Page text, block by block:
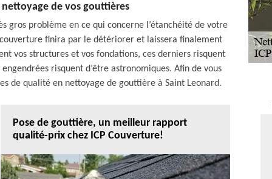
nettoyage de vos gouttières
gros problème en ce qui concerne l’étanchéité de votre
finira par le détériorer et laissera finalement
vos structures et vos fondations, ces derniers risquent
risquent d’être astronomiques. Afin de vous
de qualité en nettoyage de gouttière à Saint Leonard.
Pose de gouttière, un meilleur rapport
qualité-prix chez ICP Couverture!